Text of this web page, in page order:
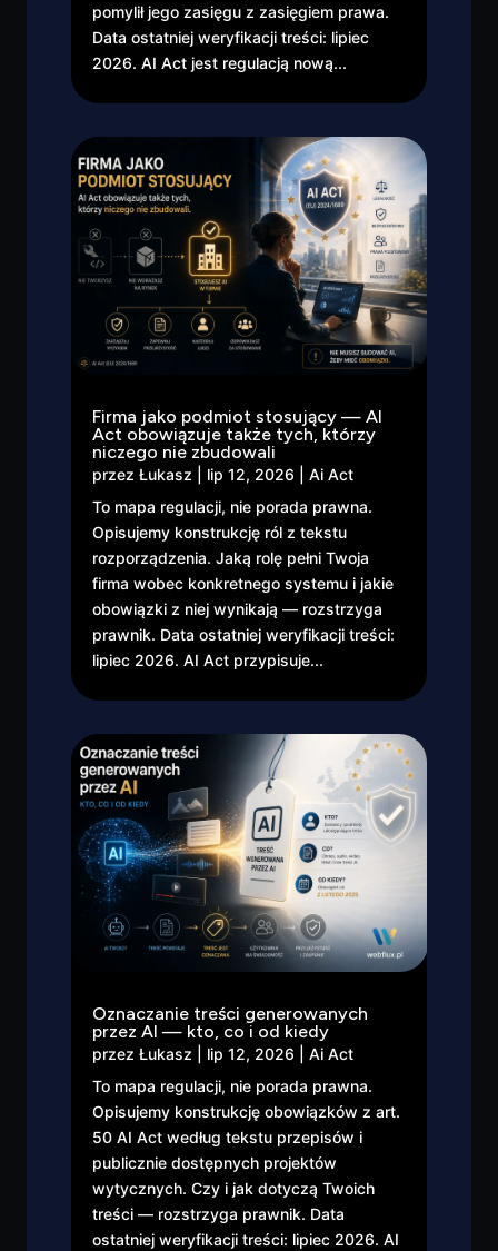
pomylił jego zasięgu z zasięgiem prawa.
Data ostatniej weryfikacji treści: lipiec
2026. AI Act jest regulacją nową...
Firma jako podmiot stosujący — AI
Act obowiązuje także tych, którzy
niczego nie zbudowali
przez Łukasz lip 12, 2026
Ai Act
To mapa regulacji, nie porada prawna.
Opisujemy konstrukcję ról z tekstu
rozporządzenia. Jaką rolę pełni Twoja
firma wobec konkretnego systemu i jakie
obowiązki z niej wynikają — rozstrzyga
prawnik. Data ostatniej weryfikacji treści:
lipiec 2026. AI Act przypisuje...
Oznaczanie treści generowanych
przez AI — kto, co i od kiedy
przez Łukasz lip 12, 2026
Ai Act
To mapa regulacji, nie porada prawna.
Opisujemy konstrukcję obowiązków z art.
50 AI Act według tekstu przepisów i
publicznie dostępnych projektów
wytycznych. Czy i jak dotyczą Twoich
treści — rozstrzyga prawnik. Data
ostatniej weryfikacji treści: lipiec 2026. AI